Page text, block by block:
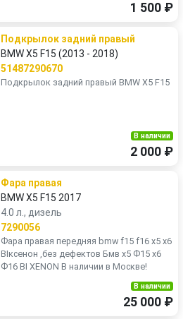
1 500 ₽
Подкрылок задний правый
BMW X5 F15 (2013 - 2018)
51487290670
Подкрылок задний правый BMW X5 F15
В наличии
2 000 ₽
Фара правая
BMW X5 F15 2017
4.0 л., дизель
7290056
Фара правая передняя bmw f15 f16 x5 x6
BIксенон ,без дефектов Бмв х5 Ф15 х6
Ф16 BI XENON В наличии в Москве!
В наличии
25 000 ₽